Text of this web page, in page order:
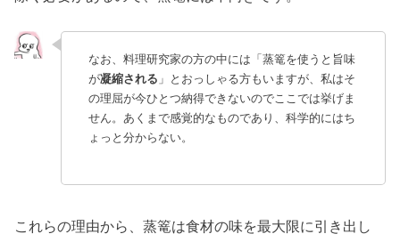
なお、料理研究家の方の中には「蒸篭を使うと旨味
が凝縮される 」とおっしゃる方もいますが、私はそ
の理屈が今ひとつ納得できないのでここでは挙げま
せん。あくまで感覚的なものであり、科学的にはち
ょっと分からない。
これらの理由から、蒸篭は食材の味を最大限に引き出し